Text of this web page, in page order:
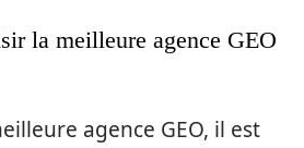
la meilleure agence GEO
agence GEO, il est